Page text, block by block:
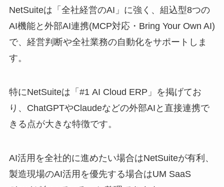
NetSuiteは「全社経営のAI」に強く、組込型8つの
AI機能と外部AI連携(MCP対応・Bring Your Own AI)
で、経営判断や全社業務の自動化をサポートしま
す。
特にNetSuiteは「#1 AI Cloud ERP」を掲げてお
り、ChatGPTやClaudeなどの外部AIと直接連携で
きる点が大きな特徴です。
AI活用を全社的に進めたい場合はNetSuiteが有利、
製造現場のAI活用を優先する場合はUM SaaS